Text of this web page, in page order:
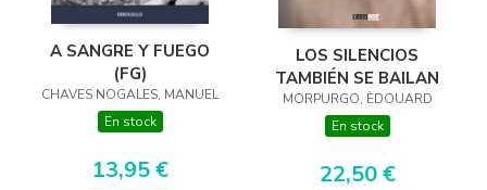
A SANGRE Y FUEGO
(FG)
CHAVES NOGALES, MANUEL
En stock
13,95 €
LOS SILENCIOS
TAMBIÉN SE BAILAN
MORPURGO, ÈDOUARD
En stock
22,50 €